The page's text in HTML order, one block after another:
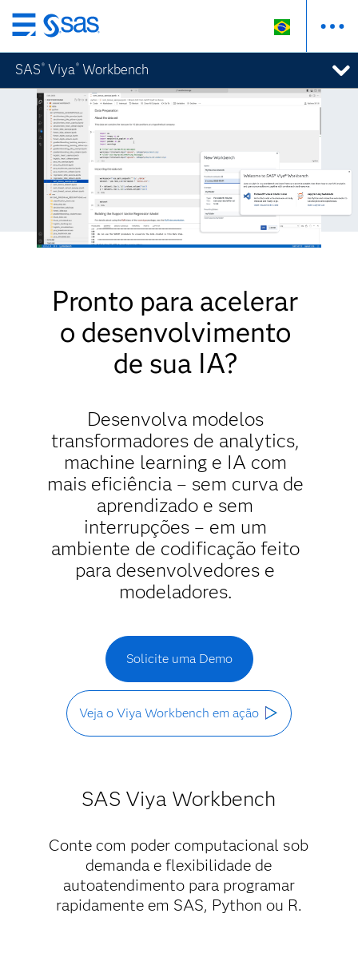
Pular
para
o
conteúdo
principal
SAS ® Viya® Workbench
Pronto para acelerar
o desenvolvimento
de sua IA?
Desenvolva modelos
transformadores de analytics,
machine learning e IA com
mais eficiência – sem curva de
aprendizado e sem
interrupções – em um
ambiente de codificação feito
para desenvolvedores e
modeladores.
Solicite uma Demo
Veja o Viya Workbench em ação
SAS Viya Workbench
Conte com poder computacional sob
demanda e flexibilidade de
autoatendimento para programar
rapidamente em SAS, Python ou R.